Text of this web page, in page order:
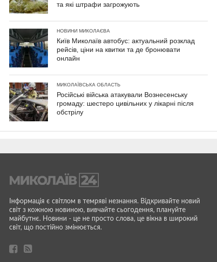
та які штрафи загрожують
НОВИНИ МИКОЛАЄВА
Київ Миколаїв автобус: актуальний розклад
рейсів, ціни на квитки та де бронювати
онлайн
МИКОЛАЇВСЬКА ОБЛАСТЬ
Російські війська атакували Вознесенську
громаду: шестеро цивільних у лікарні після
обстрілу
Інформація є світлом в темряві незнання. Відкривайте новий
світ з кожною новиною, вивчайте сьогодення, плануйте
майбутнє. Новини - це не просто слова, це вікна в широкий
світ, що постійно змінюється.